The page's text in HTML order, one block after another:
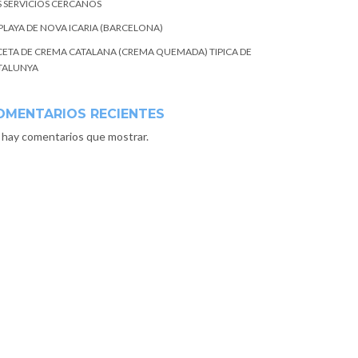
SERVICIOS CERCANOS
DE NOVA ICARIA (BARCELONA)
DE CREMA CATALANA (CREMA QUEMADA) TIPICA DE
RECIENTES
comentarios que mostrar.